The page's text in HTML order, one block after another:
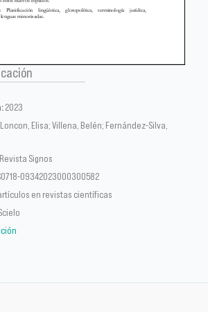
2023
Loncon, Elisa; Villena, Belén; Fernández-Silva,
Revista Signos
09342023000300582
en revistas científicas